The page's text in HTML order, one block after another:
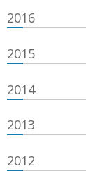
2016
2015
2014
2013
2012